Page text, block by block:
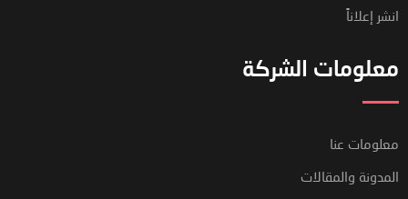
انشر إعلاناً
معلومات الشركة
معلومات عنا
المدونة والمقالات